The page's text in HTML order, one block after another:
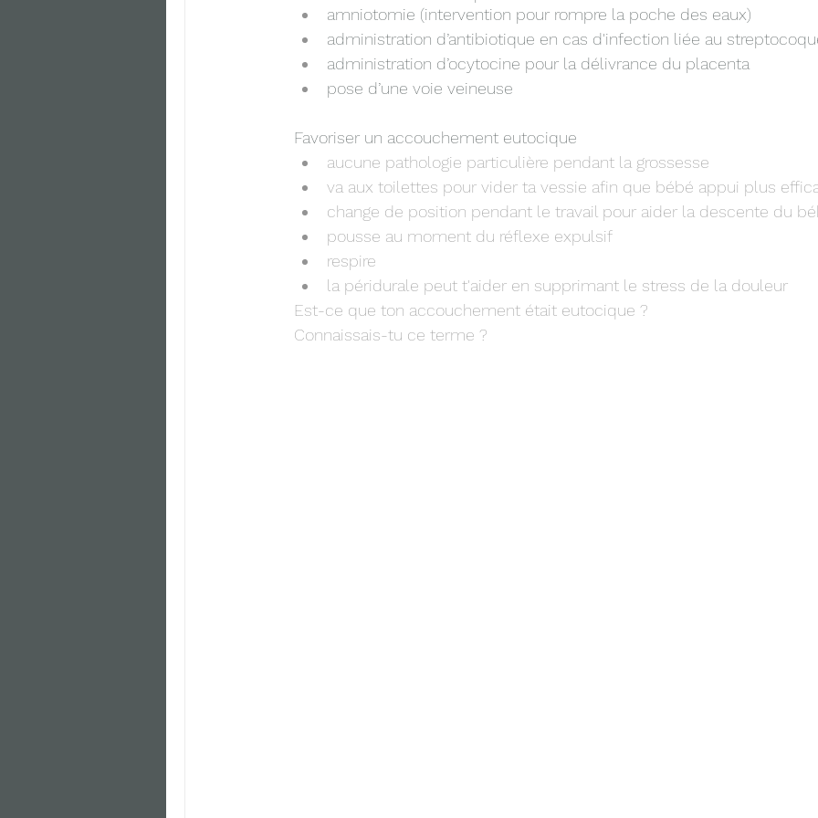
amniotomie (intervention pour rompre la poche des eaux)
administration d’antibiotique en cas d'infection liée au
administration d’ocytocine pour la délivrance du placenta
pose d’une voie veineuse
Favoriser un accouchement eutocique
aucune pathologie particulière pendant la grossesse
va aux toilettes pour vider ta vessie afin que bébé appui plus
change de position pendant le travail pour aider la descente du
pousse au moment du réflexe expulsif
respire
la péridurale peut t'aider en supprimant le stress de la douleur
Est-ce que ton accouchement était eutocique ?
Connaissais-tu ce terme ?